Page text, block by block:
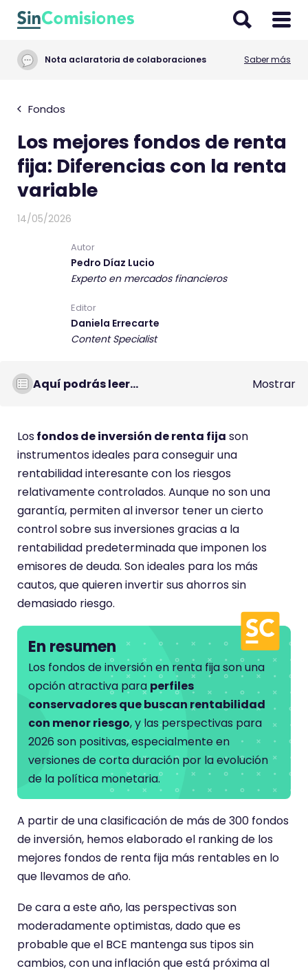
Nota aclaratoria de colaboraciones Saber más
Fondos
Los mejores fondos de renta
fija: Diferencias con la renta
variable
14/05/2026
Autor
Pedro Díaz Lucio
Experto en mercados financieros
Editor
Daniela Errecarte
Content Specialist
Aquí podrás leer... Mostrar
Losfondos de inversión de renta fija son
instrumentos ideales para conseguir una
rentabilidad interesante con los riesgos
relativamente controlados. Aunque no son una
garantía, permiten al inversor tener un cierto
control sobre sus inversiones gracias a la
rentabilidad predeterminada que imponen los
emisores de deuda. Son ideales para los más
cautos, que quieren invertir sus ahorros sin
demasiado riesgo.
En resumen
Los fondos de inversión en renta fija son una
opción atractiva para perfiles
conservadores que buscan rentabilidad
con menor riesgo, y las perspectivas para
2026 son positivas, especialmente en
versiones de corta duración por la evolución
de la política monetaria.
A partir de una clasificación de más de 300 fondos
de inversión, hemos elaborado el ranking de los
mejores fondos de renta fija más rentables en lo
que llevamos de año.
De cara a este año, las perspectivas son
moderadamente optimistas, dado que es
probable que el BCE mantenga sus tipos sin
cambios, con una inflación que está próxima al